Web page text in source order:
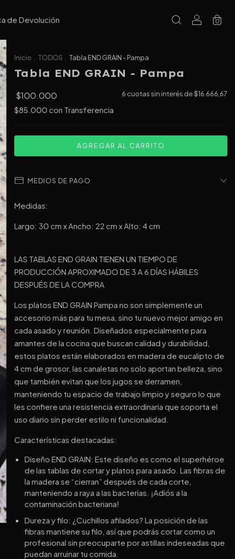
de Devolución 0
Inicio TODOS Tabla END GRAIN - Pampa
Tabla END GRAIN - Pampa
$100.000 6 cuotas sin interés de$16.666,67
$85.000 con Transferencia
MEDIOS DE PAGO
Medidas:
Largo: 30 cm x Ancho: 22 cm x Alto: 4 cm
LAS TABLAS END GRAIN TIENEN UN TIEMPO DE
PRODUCCIÓN APROXIMADO DE 3 A 6 DÍAS HÁBILES
DESPUÉS DE LA COMPRA
Los platos END GRAIN Pampa no son simplemente un
accesorio más para tu mesa, sino tu nuevo mejor amigo en
cada asado y reunión. Diseñados especialmente para
amantes de la cocina que buscan calidad y durabilidad,
estos platos están elaborados en madera de eucalipto de
4 cm de grosor, las canaletas no solo aportan belleza, sino
que también evitan que los jugos se derramen,
manteniendo tu espacio de trabajo limpio y seguro lo que
les confiere una resistencia extraordinaria que soporta el
uso diario sin perder estilo ni funcionalidad.
Características destacadas:
Diseño END GRAIN: Este diseño es como el superhéroe
de las tablas de cortar y platos para asado. Las fibras de
la madera se “cierran” después de cada corte,
manteniendo a raya a las bacterias. ¡Adiós a la
contaminación bacteriana!
Dureza y filo: ¿Cuchillos afilados? La posición de las
fibras mantiene su filo, así que podrás cortar como un
profesional sin preocuparte por astillas indeseadas que
puedan arruinar tu comida.